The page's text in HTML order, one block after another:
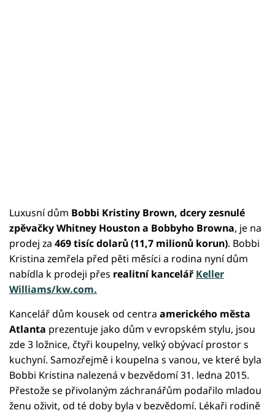
Luxusní dům Bobbi Kristiny Brown, dcery zesnulé
zpěvačky Whitney Houston a Bobbyho Browna, je na
prodej za 469 tisíc dolarů (11,7 milionů korun). Bobbi
Kristina zemřela před pěti měsíci a rodina nyní dům
nabídla k prodeji přes realitní kancelářKeller
Williams/kw.com.
Kancelář dům kousek od centra amerického města
Atlanta prezentuje jako dům v evropském stylu, jsou
zde 3 ložnice, čtyři koupelny, velký obývací prostor s
kuchyní. Samozřejmě i koupelna s vanou, ve které byla
Bobbi Kristina nalezená v bezvědomí 31. ledna 2015.
Přestože se přivolaným záchranářům podařilo mladou
ženu oživit, od té doby byla v bezvědomí. Lékaři rodině